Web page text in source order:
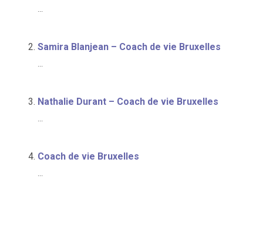
...
Samira Blanjean – Coach de vie Bruxelles
...
Nathalie Durant – Coach de vie Bruxelles
...
Coach de vie Bruxelles
...